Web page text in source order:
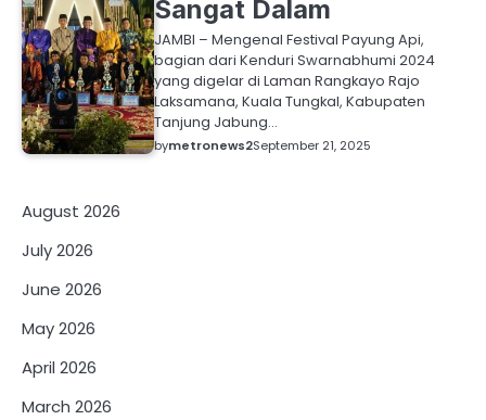
Sangat Dalam
JAMBI – Mengenal Festival Payung Api,
bagian dari Kenduri Swarnabhumi 2024
yang digelar di Laman Rangkayo Rajo
Laksamana, Kuala Tungkal, Kabupaten
Tanjung Jabung…
bymetronews2September 21, 2025
August 2026
July 2026
June 2026
May 2026
April 2026
March 2026